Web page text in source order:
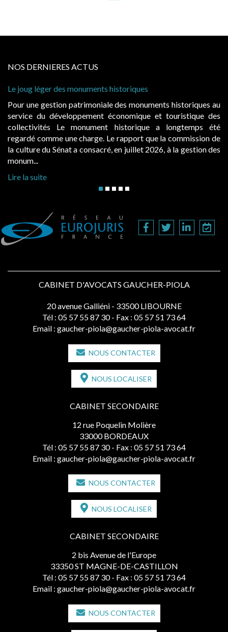
NOS DERNIERES ACTUS
Le joug léger des monuments historiques
Pour une gestion patrimoniale des monuments historiques au
service du développement économique et touristique des
collectivités Le monument historique a longtemps été
regardé comme une charge. Le rapport que la commission de
la culture du Sénat a consacré, en juillet 2026, à la gestion des
monum...
Lire la suite
CABINET D'AVOCATS GAUCHER-PIOLA
20 avenue Galliéni - 33500 LIBOURNE
Tél : 05 57 55 87 30 - Fax : 05 57 51 73 64
Email : gaucher-piola@gaucher-piola-avocat.fr
NOUS CONTACTER
NOUS LOCALISER
CABINET SECONDAIRE
12 rue Poquelin Molière
33000 BORDEAUX
Tél : 05 57 55 87 30 - Fax : 05 57 51 73 64
Email : gaucher-piola@gaucher-piola-avocat.fr
NOUS CONTACTER
NOUS LOCALISER
CABINET SECONDAIRE
2 bis Avenue de l'Europe
33350 ST MAGNE-DE-CASTILLON
Tél : 05 57 55 87 30 - Fax : 05 57 51 73 64
Email : gaucher-piola@gaucher-piola-avocat.fr
NOUS CONTACTER